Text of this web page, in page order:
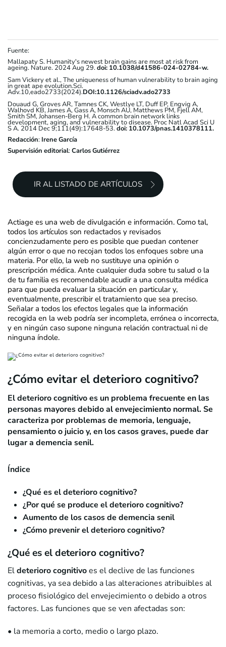
Fuente:
Mallapaty S. Humanity's newest brain gains are most at risk from
ageing. Nature. 2024 Aug 29.doi: 10.1038/d41586-024-02784-w.
Sam Vickery et al., The uniqueness of human vulnerability to brain aging
in great ape evolution.Sci.
Adv.10,eado2733(2024).DOI:10.1126/sciadv.ado2733
Douaud G, Groves AR, Tamnes CK, Westlye LT, Duff EP, Engvig A,
Walhovd KB, James A, Gass A, Monsch AU, Matthews PM, Fjell AM,
Smith SM, Johansen-Berg H. A common brain network links
development, aging, and vulnerability to disease. Proc Natl Acad Sci U
S A. 2014 Dec 9;111(49):17648-53.doi: 10.1073/pnas.1410378111.
Redacción: Irene García
Supervisión editorial:Carlos Gutiérrez
IR AL LISTADO DE ARTÍCULOS
Actiage es una web de divulgación e información. Como tal,
todos los artículos son redactados y revisados
concienzudamente pero es posible que puedan contener
algún error o que no recojan todos los enfoques sobre una
materia. Por ello, la web no sustituye una opinión o
prescripción médica. Ante cualquier duda sobre tu salud o la
de tu familia es recomendable acudir a una consulta médica
para que pueda evaluar la situación en particular y,
eventualmente, prescribir el tratamiento que sea preciso.
Señalar a todos los efectos legales que la información
recogida en la web podría ser incompleta, errónea o incorrecta,
y en ningún caso supone ninguna relación contractual ni de
ninguna índole.
¿Cómo evitar el deterioro cognitivo?
El deterioro cognitivo es un problema frecuente en las
personas mayores debido al envejecimiento normal. Se
caracteriza por problemas de memoria, lenguaje,
pensamiento o juicio y, en los casos graves, puede dar
lugar a demencia senil.
Índice
¿Qué es el deterioro cognitivo?
¿Por qué se produce el deterioro cognitivo?
Aumento de los casos de demencia senil
¿Cómo prevenir el deterioro cognitivo?
¿Qué es el deterioro cognitivo?
Eldeterioro cognitivoes el declive de las funciones
cognitivas, ya sea debido a las alteraciones atribuibles al
proceso fisiológico del envejecimiento o debido a otros
factores. Las funciones que se ven afectadas son:
• la memoria a corto, medio o largo plazo.